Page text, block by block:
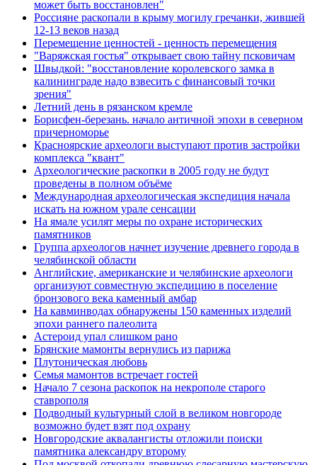
может быть восстановлен"
Россияне раскопали в крыму могилу гречанки, жившей
12-13 веков назад
Перемещение ценностей - ценность перемещения
"Варяжская гостья" открывает свою тайну псковичам
Швыдкой: "восстановление королевского замка в
калининграде надо взвесить с финансовый точки
зрения"
Летний день в рязанском кремле
Борисфен-березань. начало античной эпохи в северном
причерноморье
Красноярские археологи выступают против застройки
комплекса "квант"
Археологические раскопки в 2005 году не будут
проведены в полном объёме
Международная археологическая экспедиция начала
искать на южном урале сенсации
На ямале усилят меры по охране исторических
памятников
Группа археологов начнет изучение древнего города в
челябинской области
Английские, американские и челябинские археологи
организуют совместную экспедицию в поселение
бронзового века каменный амбар
На кавминводах обнаружены 150 каменных изделий
эпохи раннего палеолита
Астероид упал слишком рано
Брянские мамонты вернулись из парижа
Плутоническая любовь
Семья мамонтов встречает гостей
Начало 7 сезона раскопок на некрополе старого
ставрополя
Подводный культурный слой в великом новгороде
возможно будет взят под охрану
Новгородские аквалангисты отложили поиски
памятника александру второму